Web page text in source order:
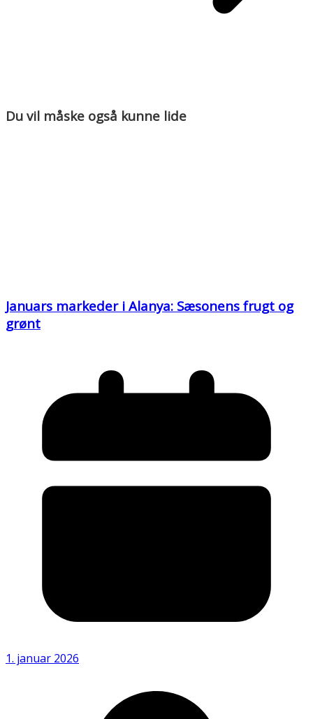
Du vil måske også kunne lide
Januars markeder i Alanya: Sæsonens frugt og
grønt
1. januar 2026